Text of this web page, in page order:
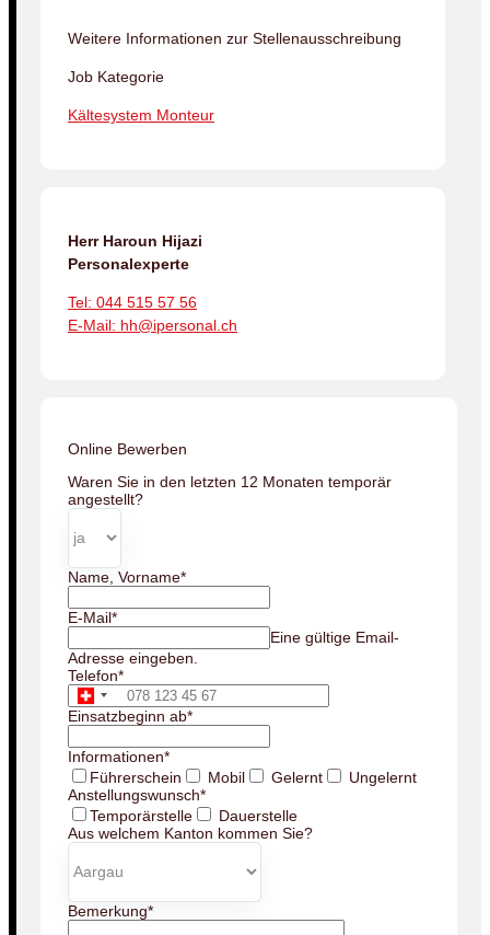
Weitere Informationen zur Stellenausschreibung
Job Kategorie
Kältesystem Monteur
Herr Haroun Hijazi
Personalexperte
Tel: 044 515 57 56
E-Mail: hh@ipersonal.ch
Online Bewerben
Waren Sie in den letzten 12 Monaten temporär
angestellt?
Name, Vorname*
E-Mail*
Eine gültige Email-
Adresse eingeben.
Telefon*
Einsatzbeginn ab*
Informationen*
Führerschein
Mobil Gelernt
Ungelernt
Anstellungswunsch*
Temporärstelle
Dauerstelle
Aus welchem Kanton kommen Sie?
Bemerkung*